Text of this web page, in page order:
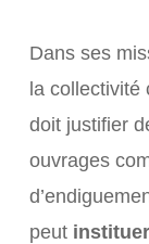
Dans ses
la
doit justifier
ouvrages
peut